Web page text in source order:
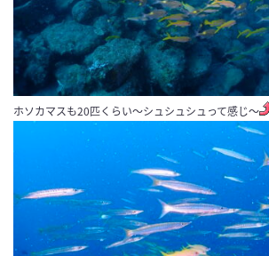
ホソカマスも20匹くらい〜シュシュシュって感じ〜